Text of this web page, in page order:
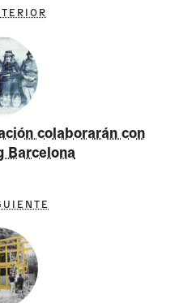
colaborarán con
Barcelona